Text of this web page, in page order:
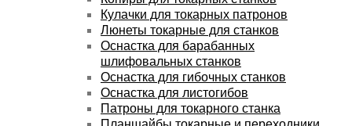
Кулачки для токарных патронов
Люнеты токарные для станков
Оснастка для барабанных
шлифовальных станков
Оснастка для гибочных станков
Оснастка для листогибов
Патроны для токарного станка